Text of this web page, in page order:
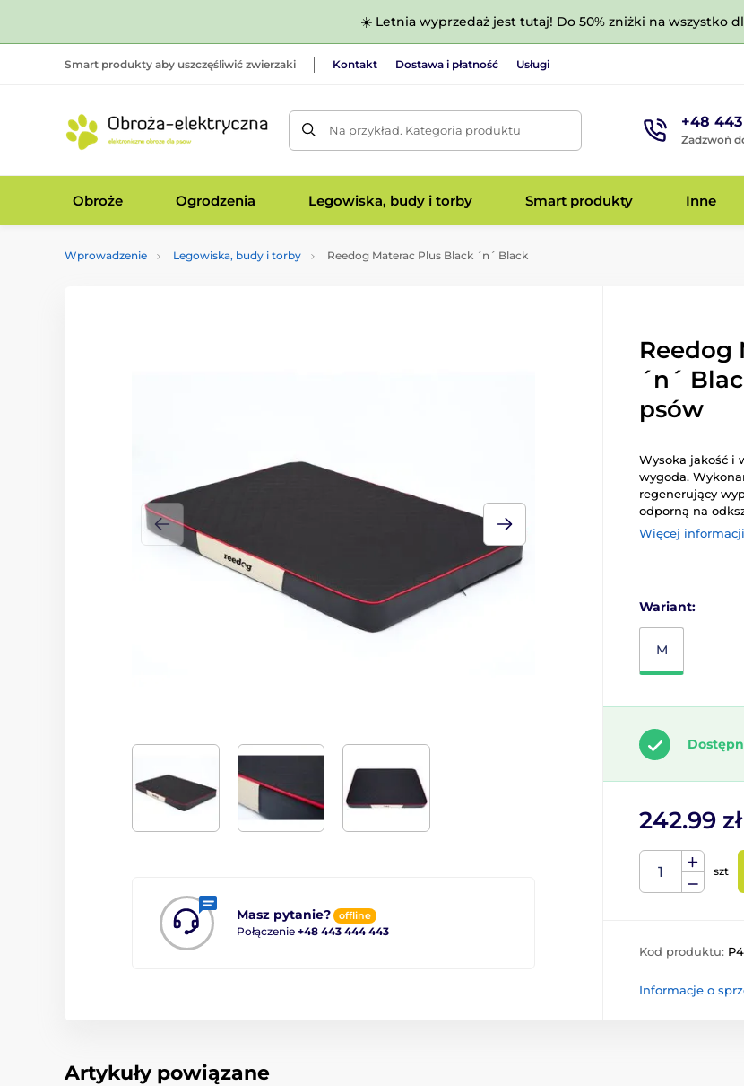
☀️ Letnia wyprzedaż jest tutaj! Do 50% zniżki na wszystko
Smart produkty aby uszczęśliwić zwierzaki Kontakt Dostawa i płatność Usługi
Na przykład. Kategoria produktu +48
Zadzwoń
Obroże Ogrodzenia Legowiska, budy i torby Smart produkty Inne
Wprowadzenie Legowiska, budy i torby Reedog Materac Plus Black ´n´ Black
Masz pytanie? offline
Połączenie +48 443 444 443
Reedog
´n´
psów
Wysoka jakość i
wygoda.
regenerujący
odporną na
Więcej informacji
Wariant:
M
242.99 zł
szt
Kod produktu:
Informacje o
Artykuły powiązane